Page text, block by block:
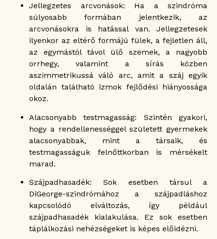
Jellegzetes arcvonások: Ha a szindróma
súlyosabb formában jelentkezik, az
arcvonásokra is hatással van. Jellegzetesek
ilyenkor az eltérő formájú fülek, a fejletlen áll,
az egymástól távol ülő szemek, a nagyobb
orrhegy, valamint a sírás közben
aszimmetrikussá váló arc, amit a száj egyik
oldalán található izmok fejlődési hiányossága
okoz.
Alacsonyabb testmagasság: Szintén gyakori,
hogy a rendellenességgel született gyermekek
alacsonyabbak, mint a társaik, és
testmagasságuk felnőttkorban is mérsékelt
marad.
Szájpadhasadék: Sok esetben társul a
DiGeorge-szindrómához a szájpadláshoz
kapcsolódó elváltozás, így például
szájpadhasadék kialakulása. Ez sok esetben
táplálkozási nehézségeket is képes előidézni.